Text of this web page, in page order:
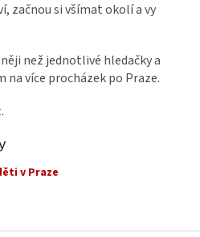
začnou si všímat okolí a vy
než jednotlivé hledačky a
více procházek po Praze.
v Praze